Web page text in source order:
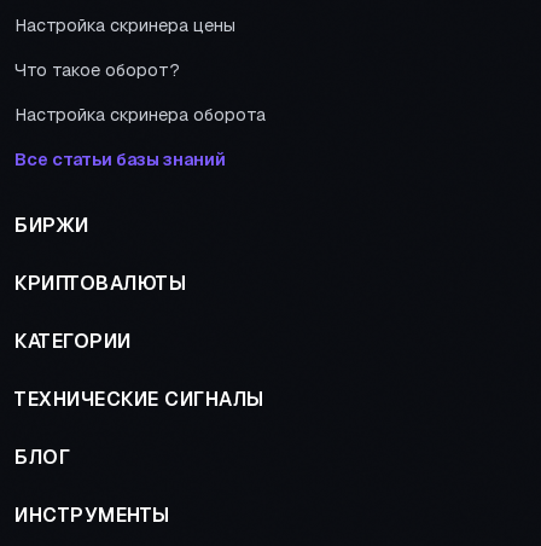
Настройка скринера цены
Что такое оборот?
Настройка скринера оборота
Все статьи базы знаний
БИРЖИ
КРИПТОВАЛЮТЫ
КАТЕГОРИИ
ТЕХНИЧЕСКИЕ СИГНАЛЫ
БЛОГ
ИНСТРУМЕНТЫ